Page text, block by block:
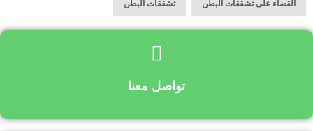
القضاء على تشققات البطن تشققات البطن
تواصل معنا